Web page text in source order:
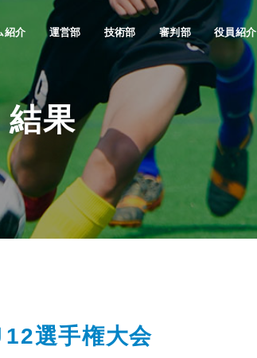
紹介 運営部 技術部 審判部 役員紹介
結果
選手権大会